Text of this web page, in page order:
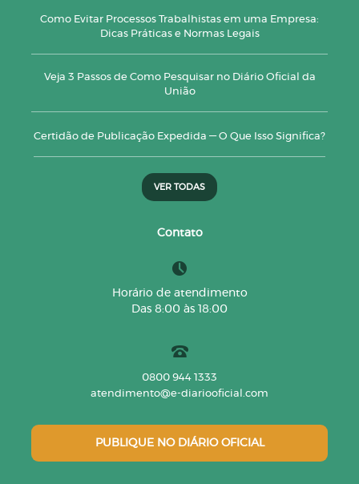
Como Evitar Processos Trabalhistas em uma Empresa:
Dicas Práticas e Normas Legais
Veja 3 Passos de Como Pesquisar no Diário Oficial da
União
Certidão de Publicação Expedida — O Que Isso Significa?
VER TODAS
Contato
Horário de atendimento
Das 8:00 às 18:00
0800 944 1333
atendimento@e-diariooficial.com
PUBLIQUE NO DIÁRIO OFICIAL